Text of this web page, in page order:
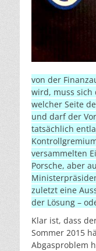
von der
wird, muss sich
welcher Seite
und darf der
tatsächlich
versammelten
Porsche, aber
zuletzt eine
der Lösung –
Klar ist, dass
Sommer 2015
Abgasproblem